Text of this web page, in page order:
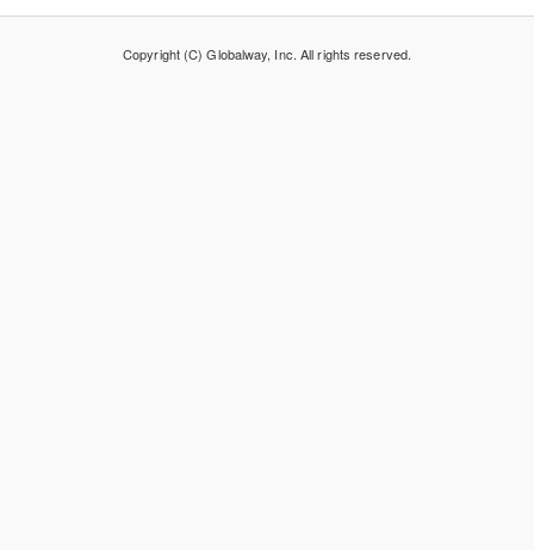
Copyright (C) Globalway, Inc. All rights reserved.